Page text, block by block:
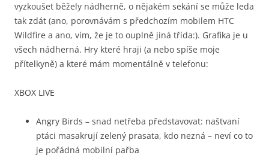
vyzkoušet běžely nádherně, o nějakém sekání se může leda
tak zdát (ano, porovnávám s předchozím mobilem HTC
Wildfire a ano, vím, že je to ouplně jiná třída:). Grafika je u
všech nádherná. Hry které hraji (a nebo spíše moje
přítelkyně) a které mám momentálně v telefonu:
XBOX LIVE
Angry Birds – snad netřeba představovat: naštvaní
ptáci masakrují zelený prasata, kdo nezná – neví co to
je pořádná mobilní pařba